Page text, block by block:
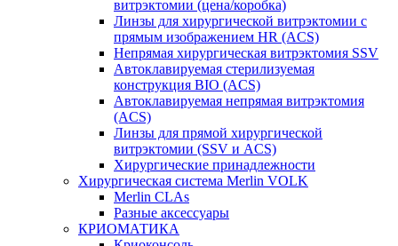
витрэктомии (цена/коробка)
Линзы для хирургической витрэктомии с
прямым изображением HR (ACS)
Непрямая хирургическая витрэктомия SSV
Автоклавируемая стерилизуемая
конструкция BIO (ACS)
Автоклавируемая непрямая витрэктомия
(ACS)
Линзы для прямой хирургической
витрэктомии (SSV и ACS)
Хирургические принадлежности
Хирургическая система Merlin VOLK
Merlin CLAs
Разные аксессуары
КРИОМАТИКА